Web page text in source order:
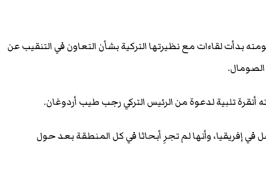
لقاءات مع نظيرتها التركية بشأن التعاون في التنقيب عن
الصومال.
تلبية لدعوة من الرئيس التركي رجب طيب أردوغان.
إفريقيا، وأنها لم تجرِ أبحاثا في كل المنطقة بعد حول